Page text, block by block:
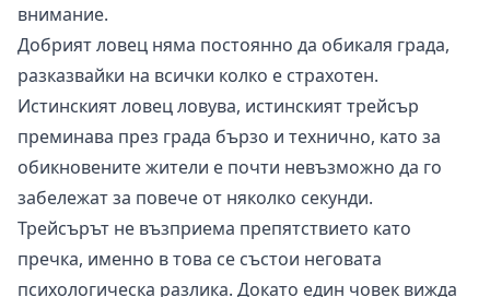
внимание.
Добрият ловец няма постоянно да обикаля града,
разказвайки на всички колко е страхотен.
Истинският ловец ловува, истинският трейсър
преминава през града бързо и технично, като за
обикновените жители е почти невъзможно да го
забележат за повече от няколко секунди.
Трейсърът не възприема препятствието като
пречка, именно в това се състои неговата
психологическа разлика. Докато един човек вижда